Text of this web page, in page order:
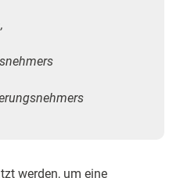
werden, um eine